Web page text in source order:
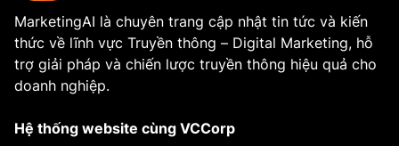
MarketingAI là chuyên trang cập nhật tin tức và kiến
thức về lĩnh vực Truyền thông – Digital Marketing, hỗ
trợ giải pháp và chiến lược truyền thông hiệu quả cho
doanh nghiệp.
Hệ thống website cùng VCCorp